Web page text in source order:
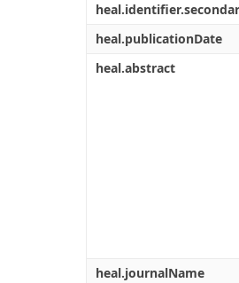
heal.publicationDate
heal.abstract
heal.journalName